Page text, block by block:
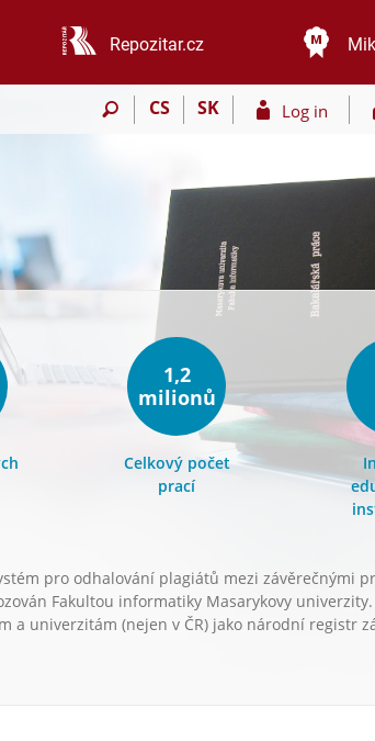
Repozitar.cz
CS SK Log in
1,2
milionů
Celkový počet
prací
pro odhalování plagiátů mezi závěrečnými
Fakultou informatiky Masarykovy
a univerzitám (nejen v ČR) jako národní registr